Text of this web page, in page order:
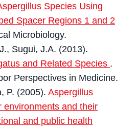
Species Using
Spacer Regions 1 and 2
Microbiology.
Sugui, J.A. (2013).
and Related Species .
Perspectives in Medicine.
P. (2005). Aspergillus
environments and their
and public health